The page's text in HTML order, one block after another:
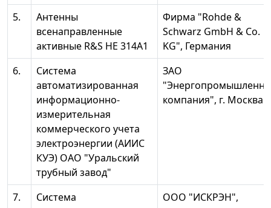
5.
Антенны
всенаправленные
активные R&S НЕ 314А1
Фирма "Rohde &
Schwarz GmbH & Co.
KG", Германия
6.
Система
автоматизированная
информационно-
измерительная
коммерческого учета
электроэнергии (АИИС
КУЭ) ОАО "Уральский
трубный завод"
ЗАО
компания", г. Москва
7.
Система
ООО "ИСКРЭН",